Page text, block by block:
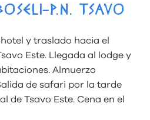
P.N. TSAVO
y traslado hacia el
Este. Llegada al lodge y
Almuerzo
de safari por la tarde
de Tsavo Este. Cena en el